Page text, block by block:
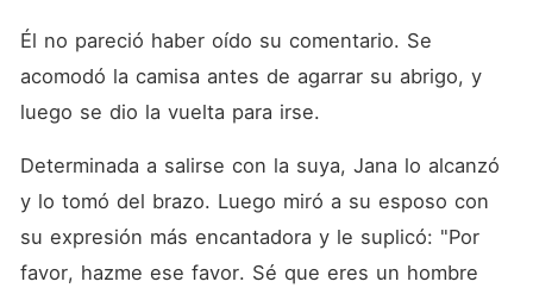
Él no pareció haber oído su comentario. Se
acomodó la camisa antes de agarrar su abrigo, y
luego se dio la vuelta para irse.
Determinada a salirse con la suya, Jana lo alcanzó
y lo tomó del brazo. Luego miró a su esposo con
su expresión más encantadora y le suplicó: "Por
favor, hazme ese favor. Sé que eres un hombre